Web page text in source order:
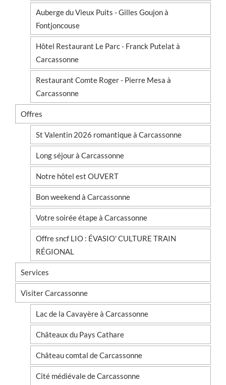
Auberge du Vieux Puits - Gilles Goujon à
Fontjoncouse
Hôtel Restaurant Le Parc - Franck Putelat à
Carcassonne
Restaurant Comte Roger - Pierre Mesa à
Carcassonne
Offres
St Valentin 2026 romantique à Carcassonne
Long séjour à Carcassonne
Notre hôtel est OUVERT
Bon weekend à Carcassonne
Votre soirée étape à Carcassonne
Offre sncf LIO : ÉVASIO' CULTURE TRAIN
RÉGIONAL
Services
Visiter Carcassonne
Lac de la Cavayère à Carcassonne
Châteaux du Pays Cathare
Château comtal de Carcassonne
Cité médiévale de Carcassonne